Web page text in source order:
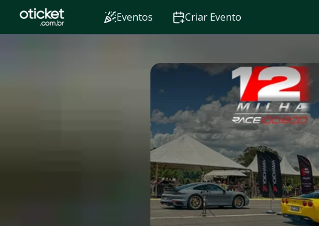
Eventos Criar Evento